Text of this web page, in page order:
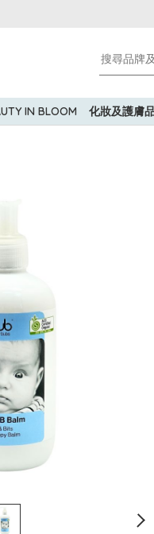
IN BLOOM 化妝及護膚